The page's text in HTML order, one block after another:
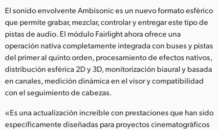
El sonido envolvente Ambisonic es un nuevo formato esférico
que permite grabar, mezclar, controlar y entregar este tipo de
pistas de audio. El módulo Fairlight ahora ofrece una
operación nativa completamente integrada con buses y pistas
del primer al quinto orden, procesamiento de efectos nativos,
distribución esférica 2D y 3D, monitorización biaural y basada
en canales, medición dinámica en el visor y compatibilidad
con el seguimiento de cabezas.
«Es una actualización increíble con prestaciones que han sido
específicamente diseñadas para proyectos cinematográficos